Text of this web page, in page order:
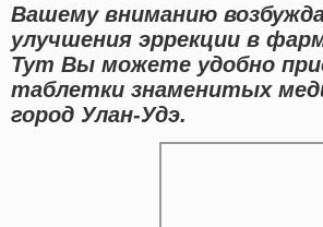
Вашему вниманию
улучшения эррекции в
Тут Вы можете удобно
таблетки знаменитых
город Улан-Удэ.